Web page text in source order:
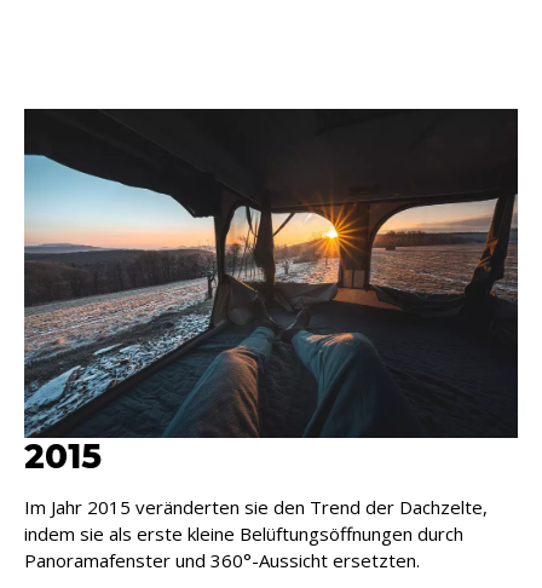
2015
Im Jahr 2015 veränderten sie den Trend der Dachzelte,
indem sie als erste kleine Belüftungsöffnungen durch
Panoramafenster und 360°-Aussicht ersetzten.